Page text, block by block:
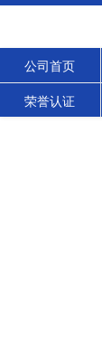
公司首页
荣誉认证